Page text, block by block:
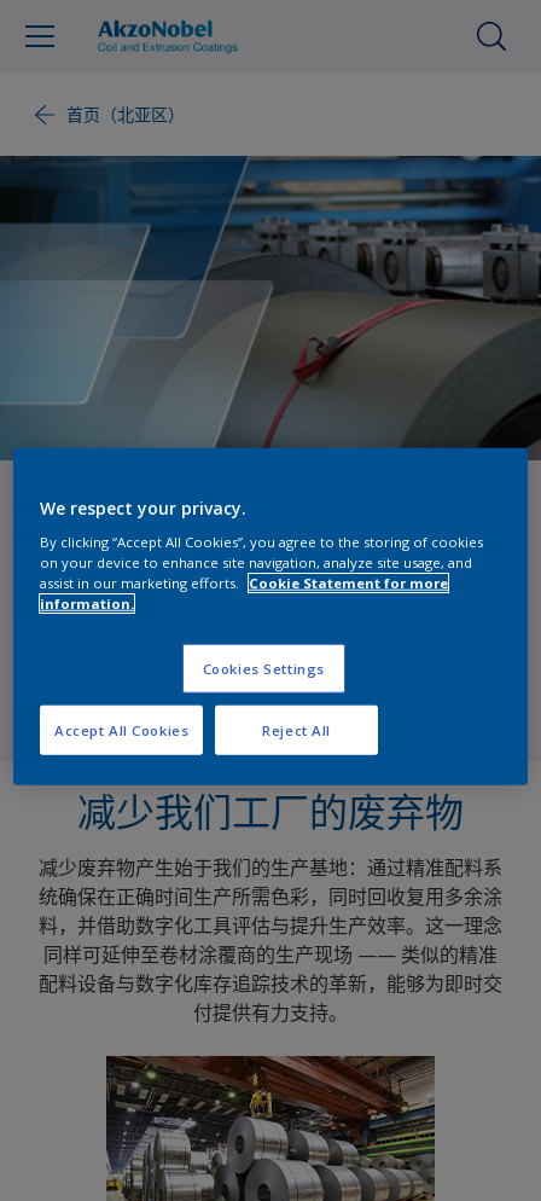
首页（北亚区）
循环经济
循环经济的核心在于减量化、再利用与资源再生。卷材
涂料所应用的金属基材本身具备优异的可持续性 ——
因其可实现无限次回收利用，但表面涂层却无法达到这
一特性。因此，减少不必要的涂料用量成为我们的核心
减少我们工厂的废弃物
减少废弃物产生始于我们的生产基地：通过精准配料系
统确保在正确时间生产所需色彩，同时回收复用多余涂
料，并借助数字化工具评估与提升生产效率。这一理念
同样可延伸至卷材涂覆商的生产现场 —— 类似的精准
配料设备与数字化库存追踪技术的革新，能够为即时交
付提供有力支持。
We respect your privacy.
By clicking “Accept All Cookies”, you agree to the storing of cookies
on your device to enhance site navigation, analyze site usage, and
assist in our marketing efforts.
Cookie Statement for more
information.
Cookies Settings
Reject All
Accept All Cookies